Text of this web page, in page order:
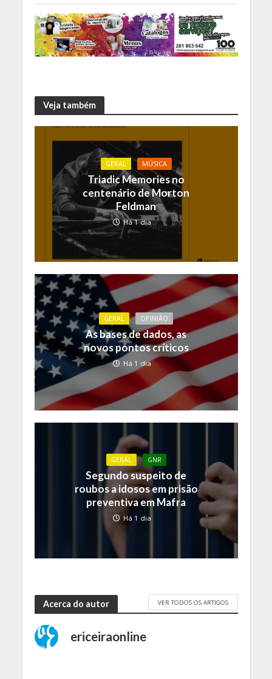
Veja também
GERAL MÚSICA
Triadic Memories no
centenário de Morton
Feldman
Há 1 dia
GERAL OPINIÃO
As bases de dados, as
novos pontos críticos
Há 1 dia
GERAL GNR
Segundo suspeito de
roubos a idosos em prisão
preventiva em Mafra
Há 1 dia
Acerca do autor VER TODOS OS ARTIGOS
ericeiraonline